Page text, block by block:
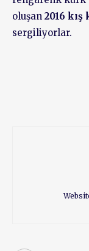
oluşan 2016
sergiliyorlar.